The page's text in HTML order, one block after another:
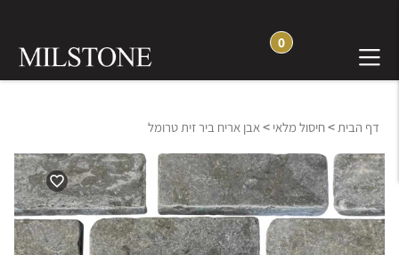
0
דף הבית>חיסול מלאי > אבן אריח ביר זית טרומל